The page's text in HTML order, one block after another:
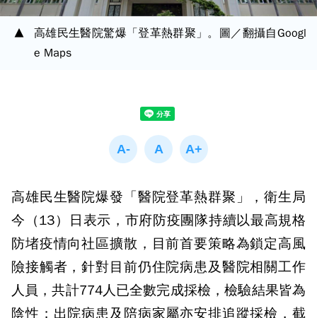
高雄民生醫院驚爆「登革熱群聚」。圖／翻攝自Googl
e Maps
高雄民生醫院爆發「醫院登革熱群聚」，衛生局
今（13）日表示，市府防疫團隊持續以最高規格
防堵疫情向社區擴散，目前首要策略為鎖定高風
險接觸者，針對目前仍住院病患及醫院相關工作
人員，共計774人已全數完成採檢，檢驗結果皆為
陰性；出院病患及陪病家屬亦安排追蹤採檢，截